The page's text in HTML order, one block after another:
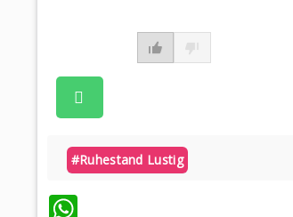
#ruhestand Lustig
WhatsApp